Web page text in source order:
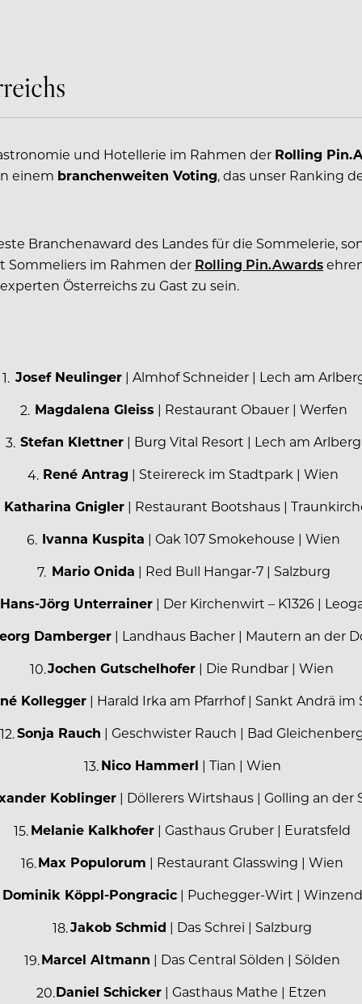
und Hotellerie im Rahmen der Rolling
einem branchenweiten Voting, das unser Ranking
Branchenaward des Landes für die Sommelerie,
Sommeliers im Rahmen der Rolling Pin.Awards
Österreichs zu Gast zu sein.
Josef Neulinger | Almhof Schneider | Lech am
Magdalena Gleiss | Restaurant Obauer | Werfen
Stefan Klettner | Burg Vital Resort | Lech am Arlberg
René Antrag | Steirereck im Stadtpark | Wien
Katharina Gnigler | Restaurant Bootshaus |
Ivanna Kuspita | Oak 107 Smokehouse | Wien
Mario Onida | Red Bull Hangar-7 | Salzburg
Hans-Jörg Unterrainer| Der Kirchenwirt – K1326 |
Damberger| Landhaus Bacher | Mautern an der
Jochen Gutschelhofer | Die Rundbar | Wien
Kollegger| Harald Irka am Pfarrhof | Sankt Andrä im
Sonja Rauch | Geschwister Rauch | Bad
Nico Hammerl | Tian | Wien
Koblinger| Döllerers Wirtshaus | Golling an der
Melanie Kalkhofer | Gasthaus Gruber | Euratsfeld
Max Populorum | Restaurant Glasswing | Wien
Dominik Köppl-Pongracic| Puchegger-Wirt |
Jakob Schmid | Das Schrei | Salzburg
Marcel Altmann | Das Central Sölden | Sölden
Daniel Schicker| Gasthaus Mathe | Etzen